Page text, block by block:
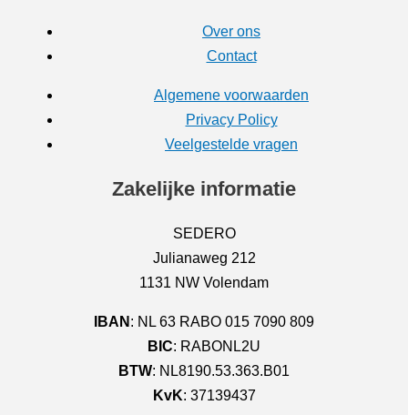
Over ons
Contact
Algemene voorwaarden
Privacy Policy
Veelgestelde vragen
Zakelijke informatie
SEDERO
Julianaweg 212
1131 NW Volendam
IBAN : NL 63 RABO 015 7090 809
BIC: RABONL2U
BTW: NL8190.53.363.B01
KvK: 37139437